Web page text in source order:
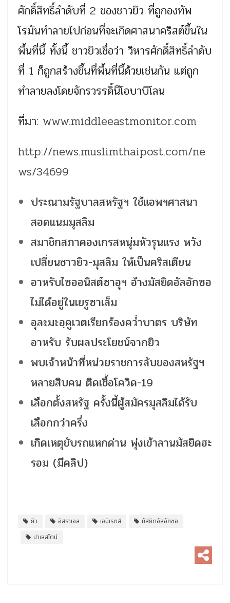
ศักดิ์สิทธิ์ลำดับที่ 2 ของชาวยิว ที่ถูกองทัพ
โรมันทำลายไปก่อนที่จะเกิดศาสนาคริสต์ขึ้นใน
พื้นที่นี้ ทั้งนี้ ชาวยิวเชื่อว่า วิหารศักดิ์สิทธิ์ลำดับ
ที่ 1 ก็ถูกสร้างขึ้นที่พื้นที่นี้ด้วยเช่นกัน แต่ถูก
ทำลายลงโดยจักรวรรดิ์นีโอบาบิโลน
ที่มา: www.middleeastmonitor.com
http://news.muslimthaipost.com/ne
ws/34699
ประณามรัฐบาลสหรัฐฯ ใช้แอพฯศาสนา
สอดแนมมุสลิม
สมาชิกสภาคองเกรสหนุ่มหัวรุนแรง หวัง
เปลี่ยนชาวยิว-มุสลิม ให้เป็นคริสเตียน
อาหรับไซออนิสต์ซาอุฯ อ้างมัสยิดอัลอักซอ
ไม่ได้อยู่ในเยรูซาเล็ม
อุละมะอฺคูเวตเรียกร้องคว่ำบาตร บริษัท
อาหรับ รับผลประโยชน์จากยิว
พบเจ้าหน้าที่หน่วยราชการลับของสหรัฐฯ
หลายสิบคน ติดเชื้อโควิด-19
เลือกตั้งสหรัฐ ครั้งนี้ผู้สมัครมุสลิมได้รับ
เลือกกว่าครึ่ง
เกิดเหตุขับรถแหกด่าน พุ่งเข้าลานมัสยิดฮะ
รอม (มีคลิป)
ยิว อิสราเอล เอมิเรตส์
มัสยิดอัลอักซอ
ปาเลสไตน์